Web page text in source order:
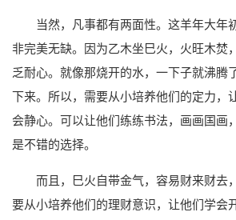
当然，凡事都有两面性。这羊年大年
非完美无缺。因为乙木坐巳火，火旺木焚
乏耐心。就像那烧开的水，一下子就沸腾
下来。所以，需要从小培养他们的定力，
会静心。可以让他们练练书法，画画国画
是不错的选择。
而且，巳火自带金气，容易财来财去
要从小培养他们的理财意识，让他们学会